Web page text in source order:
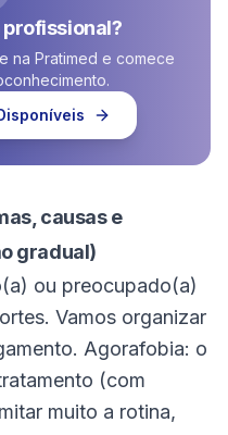
profissional?
na Pratimed e comece
causas e
gradual)
ou preocupado(a)
Vamos organizar
Agorafobia: o
(com
muito a rotina,